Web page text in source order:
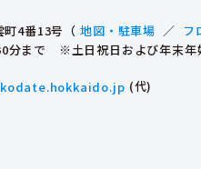
町4番13号（ 地図・駐車場 ／ フ
分まで ※土日祝日および年末年
(代)